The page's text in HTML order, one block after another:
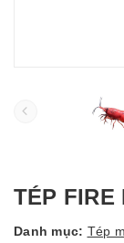
TÉP FIRE
Danh mục: Tép